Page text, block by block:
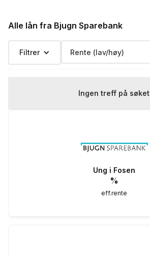
Alle lån fra Bjugn Sparebank
Filtrer
Ingen treff på søket
Ung i Fosen
%
eff.rente